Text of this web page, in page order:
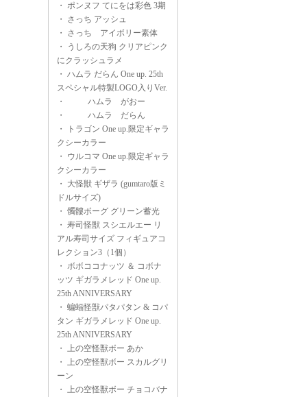
・ ポンヌフ てにをは彩色 3期
・ さっち アッシュ
・ さっち アイボリー素体
・
うしろの天狗 クリアピンク
にクラッシュラメ
・ ハムラ だらん One up. 25th
スペシャル特製LOGO入りVer.
・
ハムラ がおー
・
ハムラ だらん
・
トラゴン One up.限定ギャラ
クシーカラー
・ ウルコマ One up.限定ギャラ
クシーカラー
・ 大怪獣 ギザラ (gumtaro版ミ
ドルサイズ)
・ 髑髏ボーグ グリーン蓄光
・ 寿司怪獣 スシエルエー リ
アル寿司サイズ フィギュアコ
レクション3（1個）
・ ボボココナッツ ＆ コボナ
ッツ ギガラメレッド One up.
25th ANNIVERSARY
・ 蝙蝠怪獣パタパタン & コパ
タン ギガラメレッド One up.
25th ANNIVERSARY
・ 上の空怪獣ボー あか
・ 上の空怪獣ボー スカルグリ
ーン
・ 上の空怪獣ボー チョコバナ